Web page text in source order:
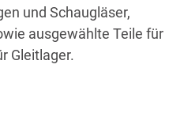
und Schaugläser,
ausgewählte Teile für
Gleitlager.